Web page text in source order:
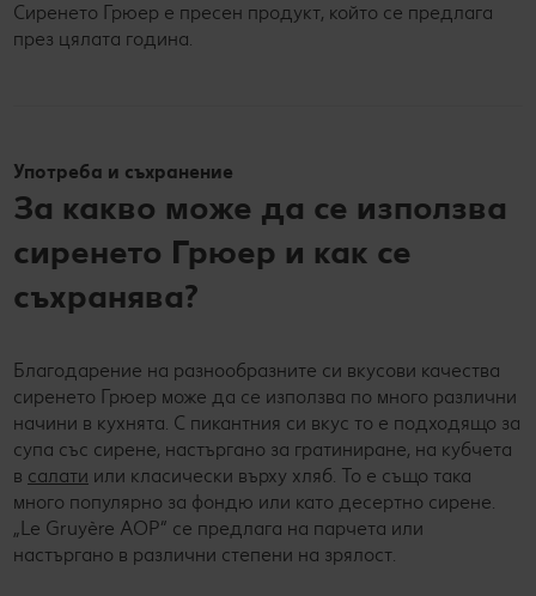
Сиренето Грюер е пресен продукт, който се предлага
през цялата година.
Употреба и съхранение
За какво може да се използва
сиренето Грюер и как се
съхранява?
Благодарение на разнообразните си вкусови качества
сиренето Грюер може да се използва по много различни
начини в кухнята. С пикантния си вкус то е подходящо за
супа със сирене, настъргано за гратиниране, на кубчета
в салати или класически върху хляб. То е също така
много популярно за фондю или като десертно сирене.
„Le Gruyère AOP“ се предлага на парчета или
настъргано в различни степени на зрялост.